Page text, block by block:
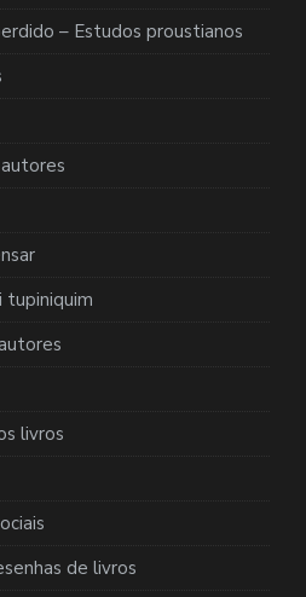
– Estudos proustianos
tupiniquim
livros
de livros